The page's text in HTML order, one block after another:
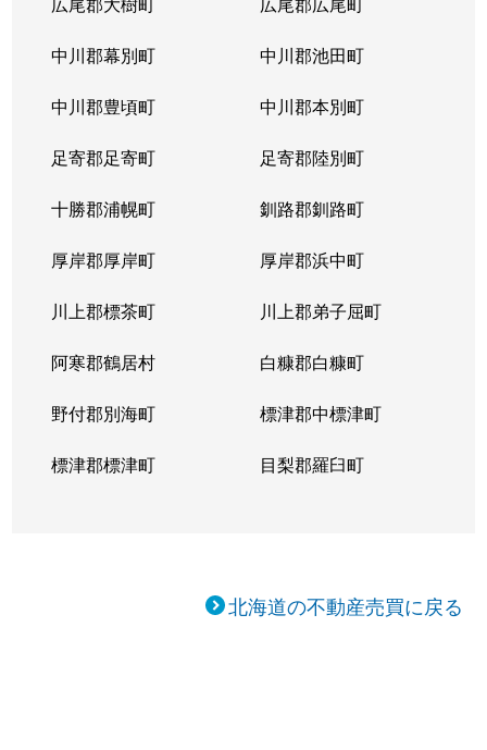
中川郡幕別町 中川郡池田町
中川郡豊頃町 中川郡本別町
足寄郡足寄町 足寄郡陸別町
十勝郡浦幌町 釧路郡釧路町
厚岸郡厚岸町 厚岸郡浜中町
川上郡標茶町 川上郡弟子屈町
阿寒郡鶴居村 白糠郡白糠町
野付郡別海町 標津郡中標津町
標津郡標津町 目梨郡羅臼町
北海道の不動産売買に戻る